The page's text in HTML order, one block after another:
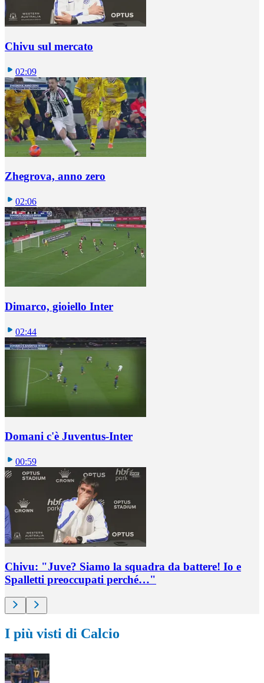
Chivu sul mercato
02:09
Zhegrova, anno zero
02:06
Dimarco, gioiello Inter
02:44
Domani c'è Juventus-Inter
00:59
Chivu: "Juve? Siamo la squadra da battere! Io e
Spalletti preoccupati perché…"
I più visti di Calcio